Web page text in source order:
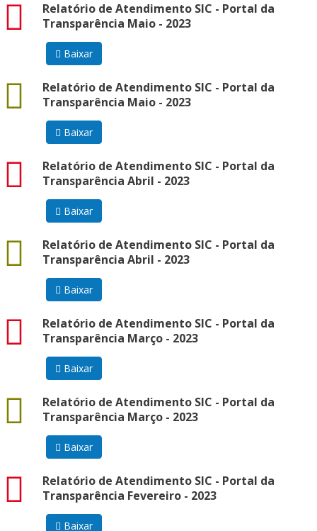
Relatório de Atendimento SIC - Portal da
Transparência Maio - 2023
pdf
Baixar
Relatório de Atendimento SIC - Portal da
Transparência Maio - 2023
docx
Baixar
Relatório de Atendimento SIC - Portal da
Transparência Abril - 2023
pdf
Baixar
Relatório de Atendimento SIC - Portal da
Transparência Abril - 2023
docx
Baixar
Relatório de Atendimento SIC - Portal da
Transparência Março - 2023
pdf
Baixar
Relatório de Atendimento SIC - Portal da
Transparência Março - 2023
docx
Baixar
Relatório de Atendimento SIC - Portal da
Transparência Fevereiro - 2023
pdf
Baixar